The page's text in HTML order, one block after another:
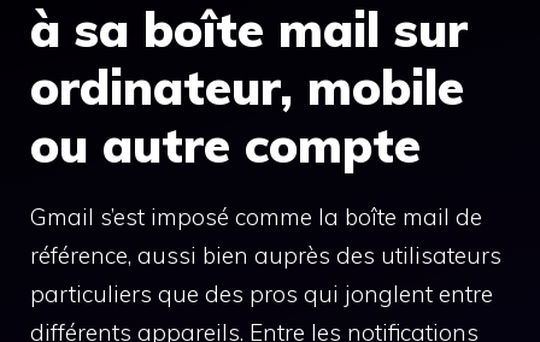
à sa boîte mail sur
ordinateur, mobile
ou autre compte
Gmail s’est imposé comme la boîte mail de
référence, aussi bien auprès des utilisateurs
particuliers que des pros qui jonglent entre
différents appareils. Entre les notifications